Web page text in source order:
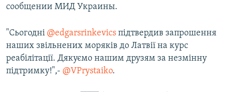
сообщении МИД Украины.
"Сьогодні @edgarsrinkevics підтвердив запрошення
наших звільнених моряків до Латвії на курс
реабілітації. Дякуємо нашим друзям за незмінну
підтримку!",- @VPrystaiko.